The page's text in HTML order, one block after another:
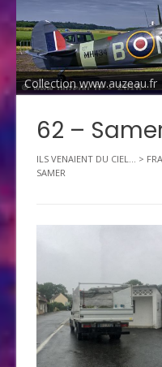
Collection www.auzeau.fr
62 –
ILS VENAIENT DU CIEL... >
SAMER